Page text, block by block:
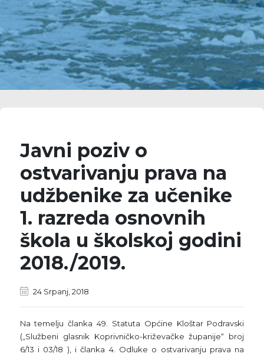
Javni poziv o
ostvarivanju prava na
udžbenike za učenike
1. razreda osnovnih
škola u školskoj godini
2018./2019.
24 Srpanj, 2018
Na temelju članka 49. Statuta Općine Kloštar Podravski
(„Službeni glasnik Koprivničko-križevačke županije“ broj
6/13 i 03/18 ), i članka 4. Odluke o ostvarivanju prava na